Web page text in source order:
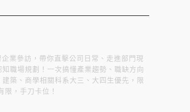
業參訪，帶你直擊公司日常、走進部門現
職場規劃！一次搞懂產業趨勢、職缺方向
築、商學相關科系大三、大四生優先，限
限，手刀卡位！